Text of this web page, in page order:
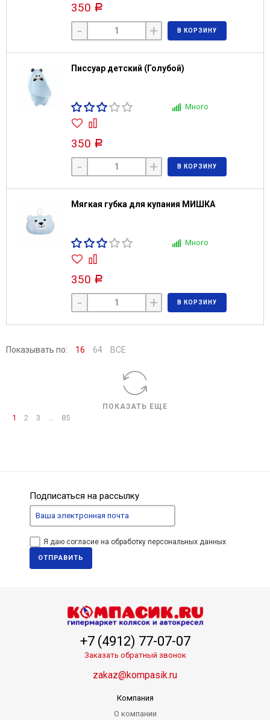
350 Р
- + В КОРЗИНУ
Писсуар детский (Голубой)
Много
350 Р
- + В КОРЗИНУ
Мягкая губка для купания МИШКА
Много
350 Р
- + В КОРЗИНУ
Показывать по: 16 64 ВСЕ
ПОКАЗАТЬ ЕЩЕ
1 2 3 … 85
Подписаться на рассылку
Я даю согласие на обработку персональных данных
ОТПРАВИТЬ
+7 (4912) 77-07-07
Заказать обратный звонок
zakaz@kompasik.ru
Компания
О компании